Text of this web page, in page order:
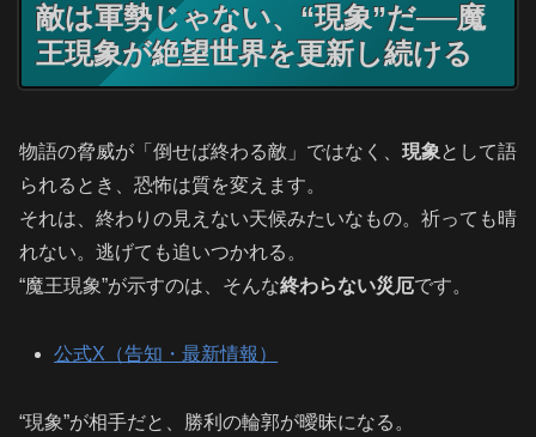
敵は軍勢じゃない、“現象”だ──魔
王現象が絶望世界を更新し続ける
物語の脅威が「倒せば終わる敵」ではなく、 現象として語
られるとき、恐怖は質を変えます。
それは、終わりの見えない天候みたいなもの。祈っても晴
れない。逃げても追いつかれる。
“魔王現象”が示すのは、そんな終わらない災厄です。
公式X（告知・最新情報）
“現象”が相手だと、勝利の輪郭が曖昧になる。